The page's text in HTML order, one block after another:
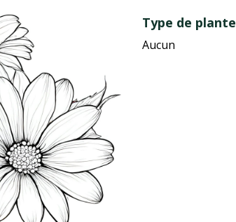
Type de plante
Aucun